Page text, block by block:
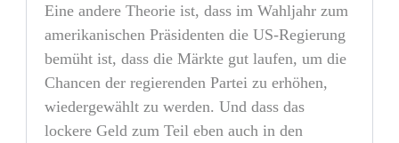
Eine andere Theorie ist, dass im Wahljahr zum
amerikanischen Präsidenten die US-Regierung
bemüht ist, dass die Märkte gut laufen, um die
Chancen der regierenden Partei zu erhöhen,
wiedergewählt zu werden. Und dass das
lockere Geld zum Teil eben auch in den